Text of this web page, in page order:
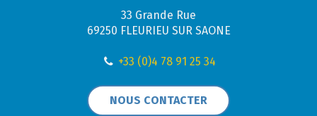
33 Grande Rue
69250 FLEURIEU SUR SAONE
+33 (0)4 78 91 25 34
NOUS CONTACTER